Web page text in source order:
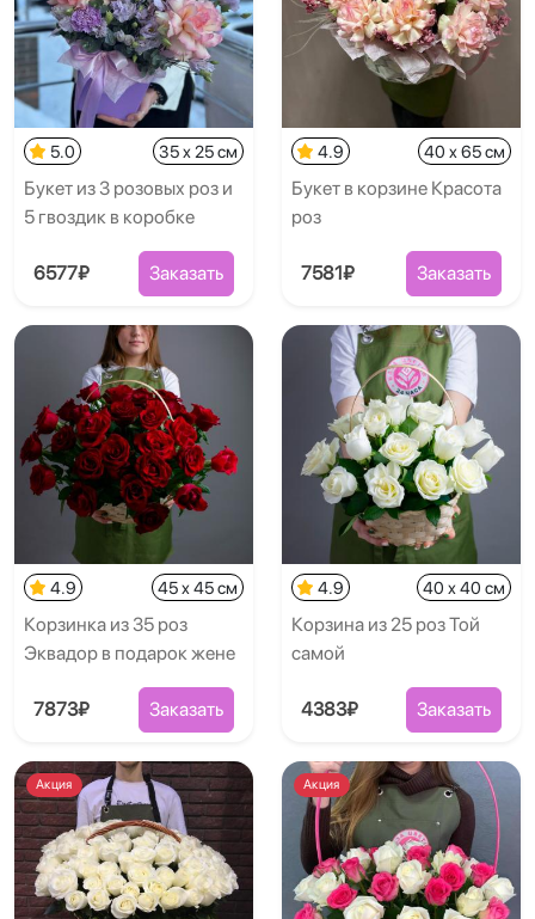
5.0 35 x 25 см
Букет из 3 розовых роз и
5 гвоздик в коробке
6577₽ Заказать
4.9 40 x 65 см
Букет в корзине Красота
роз
7581₽ Заказать
4.9 45 x 45 см
Корзинка из 35 роз
Эквадор в подарок жене
7873₽ Заказать
4.9 40 x 40 см
Корзина из 25 роз Той
самой
4383₽ Заказать
Акция Акция